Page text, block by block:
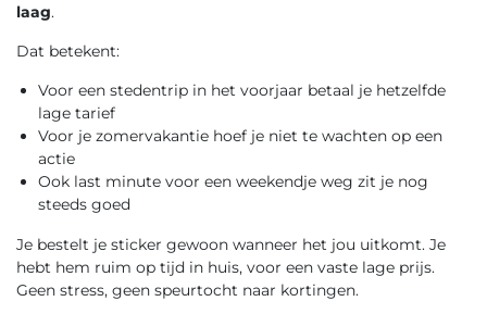
laag.
Dat betekent:
Voor een stedentrip in het voorjaar betaal je hetzelfde
lage tarief
Voor je zomervakantie hoef je niet te wachten op een
actie
Ook last minute voor een weekendje weg zit je nog
steeds goed
Je bestelt je sticker gewoon wanneer het jou uitkomt. Je
hebt hem ruim op tijd in huis, voor een vaste lage prijs.
Geen stress, geen speurtocht naar kortingen.